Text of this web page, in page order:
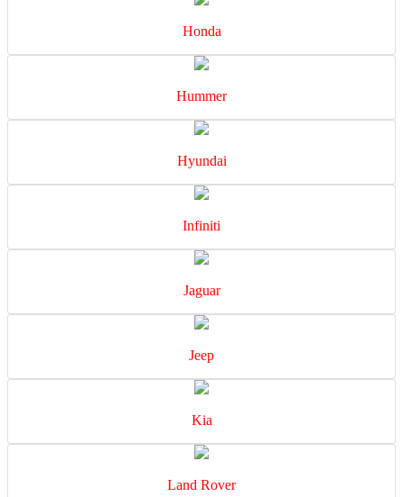
Honda
Hummer
Hyundai
Infiniti
Jaguar
Jeep
Kia
Land Rover